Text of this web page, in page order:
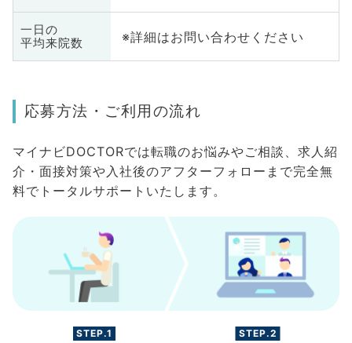
一日の
平均来院数
※詳細はお問い合わせください
応募方法・ご利用の流れ
マイナビDOCTORでは転職のお悩みやご相談、求人紹
介・面接対策や入社後のアフターフォローまで完全無
料でトータルサポートいたします。
STEP.1 STEP.2